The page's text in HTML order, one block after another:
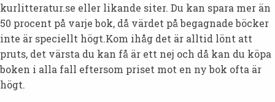
kurlitteratur.se eller likande siter. Du kan spara mer än
50 procent på varje bok, då värdet på begagnade böcker
inte är speciellt högt.Kom ihåg det är alltid lönt att
pruts, det värsta du kan få är ett nej och då kan du köpa
boken i alla fall eftersom priset mot en ny bok ofta är
högt.